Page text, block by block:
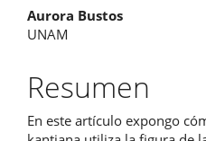
Contenido
principal
del
artículo
Aurora Bustos
UNAM
Resumen
En este artículo expongo